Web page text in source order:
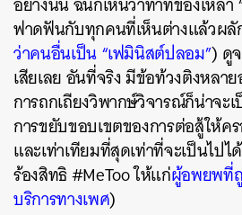
ฟาดฟันกับทุกคนที่เห็นต่างแล้วผลั
ว่าคนอื่นเป็น “เฟมินิสต์ปลอม”) ดู
เสียเลย อันที่จริง มีข้อท้วงติงหลา
การถกเถียงวิพากษ์วิจารณ์ก็น่าจะ
การขยับขอบเขตของการต่อสู้ให้
และเท่าเทียมที่สุดเท่าที่จะเป็นไปไ
ร้องสิทธิ #MeToo ให้แก่ผู้อพยพที่
บริการทางเพศ)